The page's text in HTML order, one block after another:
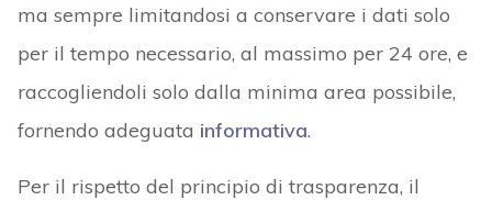
ma sempre limitandosi a conservare i dati solo
per il tempo necessario, al massimo per 24 ore, e
raccogliendoli solo dalla minima area possibile,
fornendo adeguata informativa.
Per il rispetto del principio di trasparenza, il